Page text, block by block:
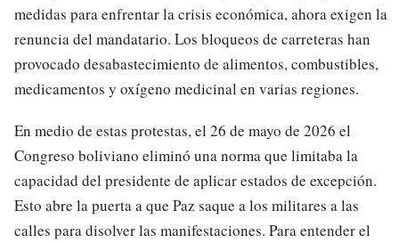
medidas para enfrentar la crisis económica, ahora exigen la
renuncia del mandatario. Los bloqueos de carreteras han
provocado desabastecimiento de alimentos, combustibles,
medicamentos y oxígeno medicinal en varias regiones.
En medio de estas protestas, el 26 de mayo de 2026 el
Congreso boliviano eliminó una norma que limitaba la
capacidad del presidente de aplicar estados de excepción.
Esto abre la puerta a que Paz saque a los militares a las
calles para disolver las manifestaciones. Para entender el